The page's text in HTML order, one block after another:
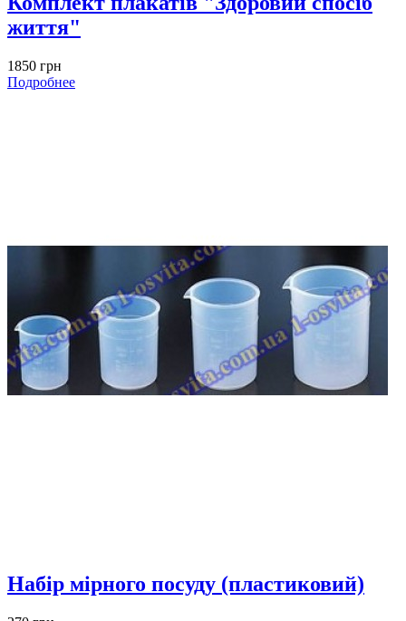
життя"
1850 грн
Подробнее
Набір мірного посуду (пластиковий)